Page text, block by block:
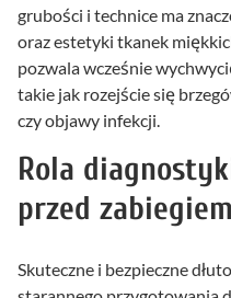
grubości i technice ma
oraz estetyki tkanek
pozwala wcześnie
takie jak rozejście się
czy objawy infekcji.
Rola
przed zabiegiem
Skuteczne i bezpieczne